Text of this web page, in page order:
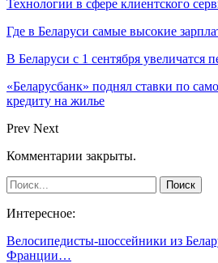
Технологии в сфере клиентского
Где в Беларуси самые высокие
В Беларуси с 1 сентября увеличатся
«Беларусбанк» поднял ставки по
кредиту на жилье
Prev Next
Комментарии закрыты.
Интересное:
Велосипедисты-шоссейники из
Франции…